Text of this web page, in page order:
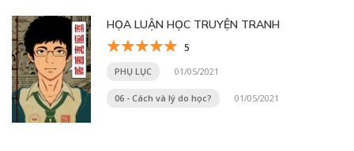
HỌA LUẬN HỌC TRUYỆN TRANH
5
PHỤ LỤC 01/05/2021
06 - Cách và lý do học? 01/05/2021